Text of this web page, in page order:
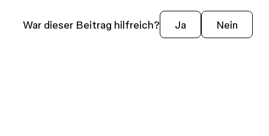
War dieser Beitrag hilfreich? Ja Nein